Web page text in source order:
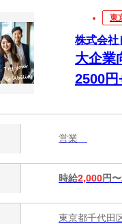
東
株式会社
大企業
2500
営業
時給2,000円〜
東京都千代田